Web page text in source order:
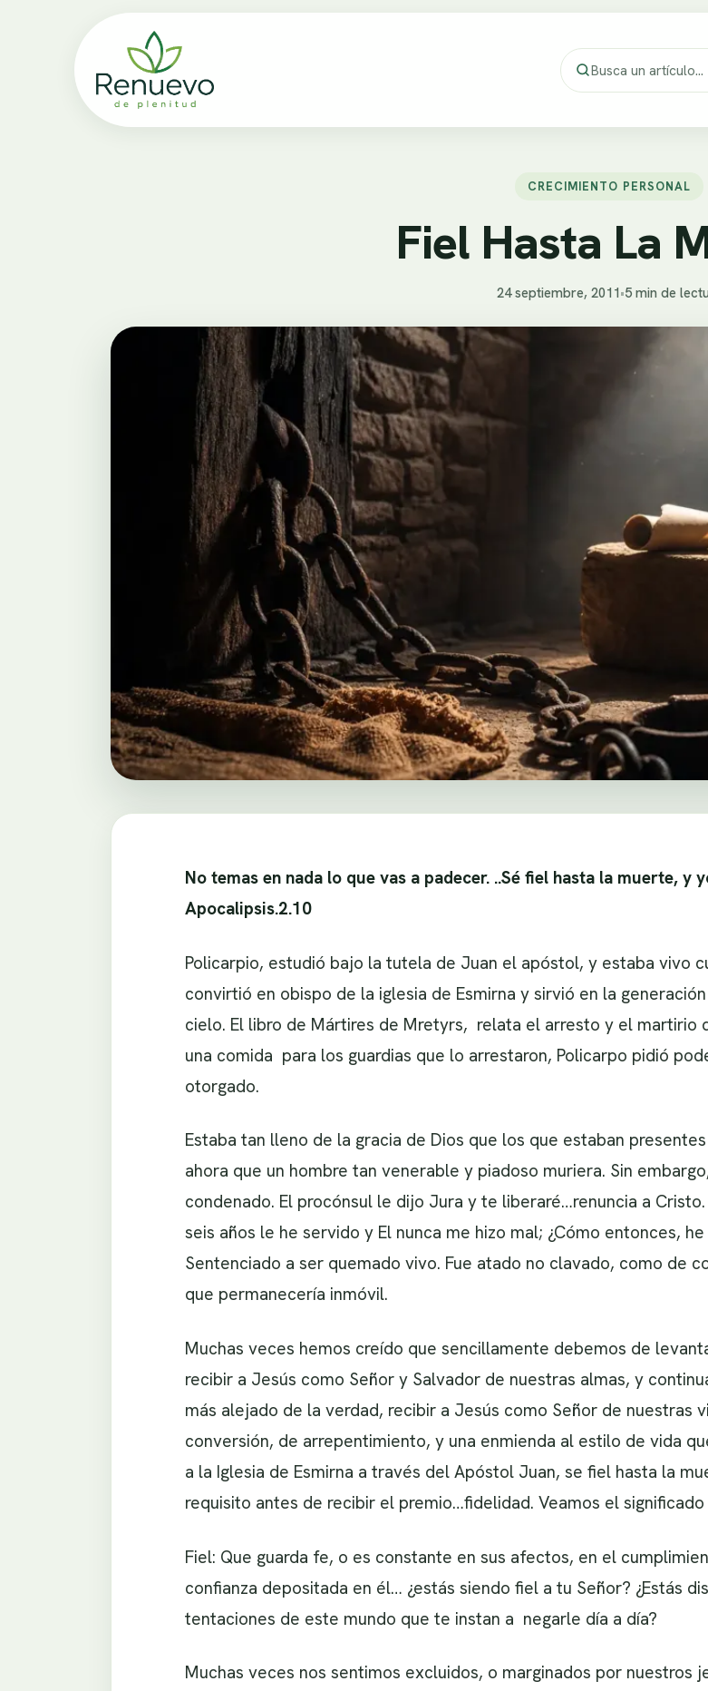
CRECIMIENTO PERSONAL
Fiel Hasta La
24 septiembre, 2011•5 min de
No temas en nada lo que vas a padecer. ..Sé fiel hasta la muerte, y
Apocalipsis.2.10
Policarpio, estudió bajo la tutela de Juan el apóstol, y estaba vivo
convirtió en obispo de la iglesia de Esmirna y sirvió en la
cielo. El libro de Mártires de Mretyrs, relata el arresto y el martirio
una comida para los guardias que lo arrestaron, Policarpo pidió
otorgado.
Estaba tan lleno de la gracia de Dios que los que estaban
ahora que un hombre tan venerable y piadoso muriera. Sin
condenado. El procónsul le dijo Jura y te liberaré…renuncia a
seis años le he servido y El nunca me hizo mal; ¿Cómo entonces,
Sentenciado a ser quemado vivo. Fue atado no clavado, como de
que permanecería inmóvil.
Muchas veces hemos creído que sencillamente debemos de
recibir a Jesús como Señor y Salvador de nuestras almas, y
más alejado de la verdad, recibir a Jesús como Señor de nuestras
conversión, de arrepentimiento, y una enmienda al estilo de vida
a la Iglesia de Esmirna a través del Apóstol Juan, se fiel hasta la
requisito antes de recibir el premio…fidelidad. Veamos el
Fiel: Que guarda fe, o es constante en sus afectos, en el
confianza depositada en él… ¿estás siendo fiel a tu Señor? ¿Estás
tentaciones de este mundo que te instan a negarle día a día?
Muchas veces nos sentimos excluidos, o marginados por nuestros